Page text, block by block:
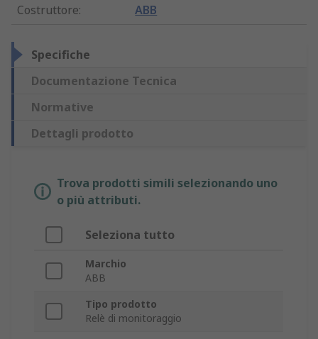
Costruttore: ABB
Specifiche
Documentazione Tecnica
Normative
Dettagli prodotto
Trova prodotti simili selezionando uno
o più attributi.
Seleziona tutto
Marchio
ABB
Tipo prodotto
Relè di monitoraggio